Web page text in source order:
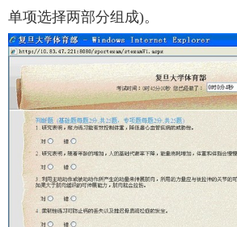
单项选择两部分组成)。